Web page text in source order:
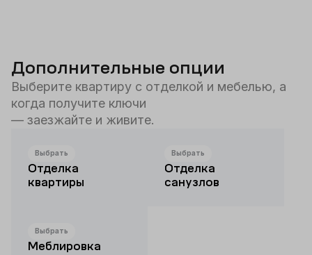
Дополнительные опции
Выберите квартиру с отделкой и мебелью, а
когда получите ключи
— заезжайте и живите.
Выбрать
Отделка
квартиры
Выбрать
Отделка
санузлов
Выбрать
Меблировка